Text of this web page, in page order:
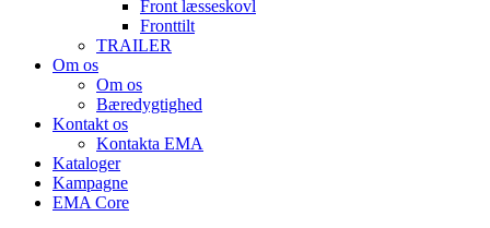
Front læsseskovl
Fronttilt
TRAILER
Om os
Om os
Bæredygtighed
Kontakt os
Kontakta EMA
Kataloger
Kampagne
EMA Core